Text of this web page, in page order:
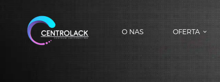
O NAS OFERTA